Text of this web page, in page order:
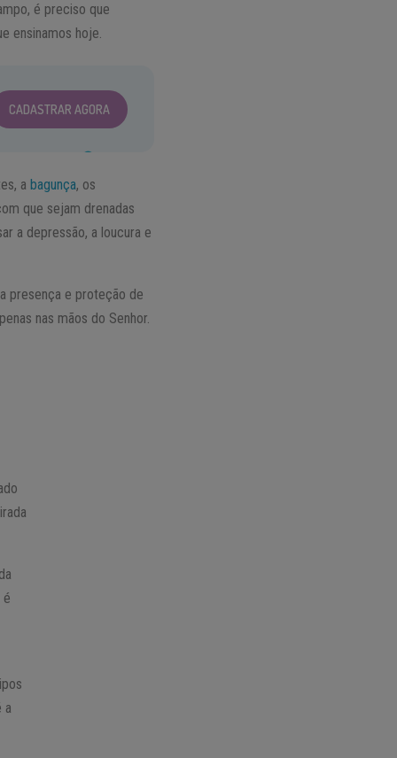
é preciso que
ensinamos hoje.
CADASTRAR AGORA
a bagunça, os
que sejam drenadas
a depressão, a loucura e
presença e proteção de
nas mãos do Senhor.
é
a